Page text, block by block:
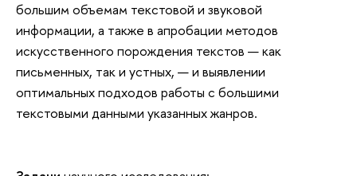
большим объемам текстовой и звуковой
информации, а также в апробации методов
искусственного порождения текстов — как
письменных, так и устных, — и выявлении
оптимальных подходов работы с большими
текстовыми данными указанных жанров.